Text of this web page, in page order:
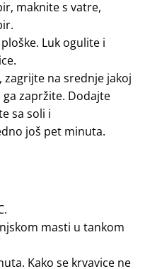
maknite s vatre,
Luk ogulite i
zagrijte na srednje jakoj
zapržite. Dodajte
sa soli i
još pet minuta.
masti u tankom
Kako se krvavice ne